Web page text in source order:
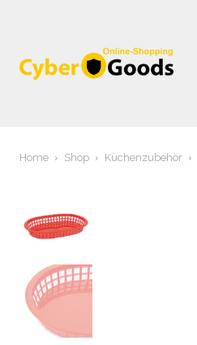
Home Shop Küchenzubehör